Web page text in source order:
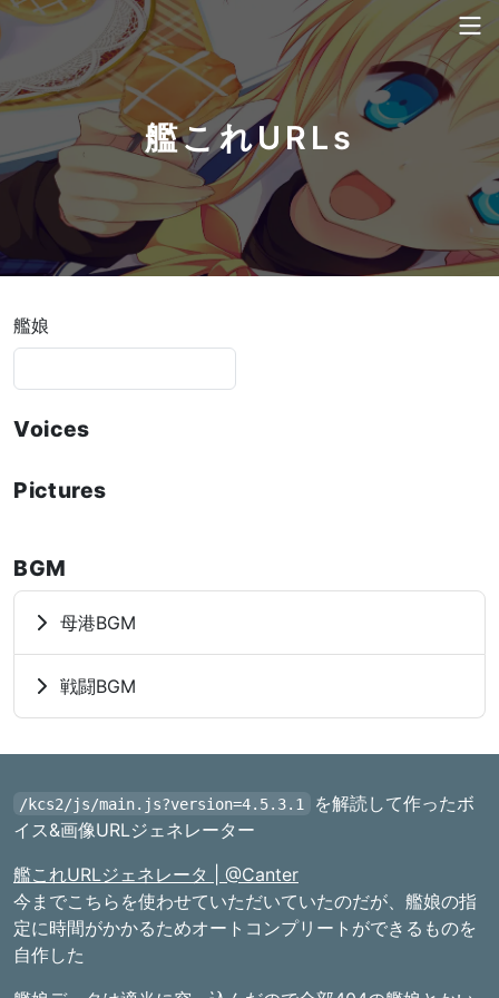
艦これURLs
艦娘
Voices
Pictures
BGM
母港BGM
戦闘BGM
/kcs2/js/main.js?version=4.5.3.1
を解読して作ったボ
イス&画像URLジェネレーター
艦これURLジェネレータ | @Canter
今までこちらを使わせていただいていたのだが、艦娘の指
定に時間がかかるためオートコンプリートができるものを
自作した